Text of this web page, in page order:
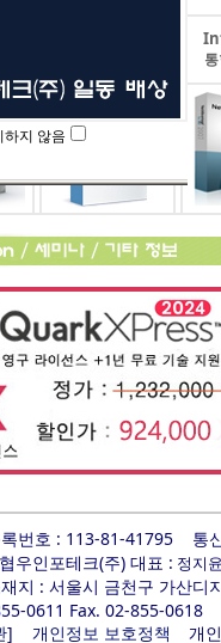
번호 : 113-81-41795
통
우인포테크(주) 대표 : 정지
지 : 서울시 금천구 가산디
0611 Fax. 02-855-0618
] 개인정보 보호정책 개
하지 않음